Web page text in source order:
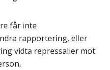
får inte
rapportering, eller
vidta repressalier mot